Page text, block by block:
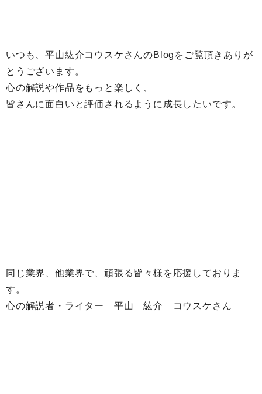
いつも、平山紘介コウスケさんのBlogをご覧頂きありが
とうございます。
心の解説や作品をもっと楽しく、
皆さんに面白いと評価されるように成長したいです。
同じ業界、他業界で、頑張る皆々様を応援しておりま
す。
心の解説者・ライター 平山 紘介 コウスケさん